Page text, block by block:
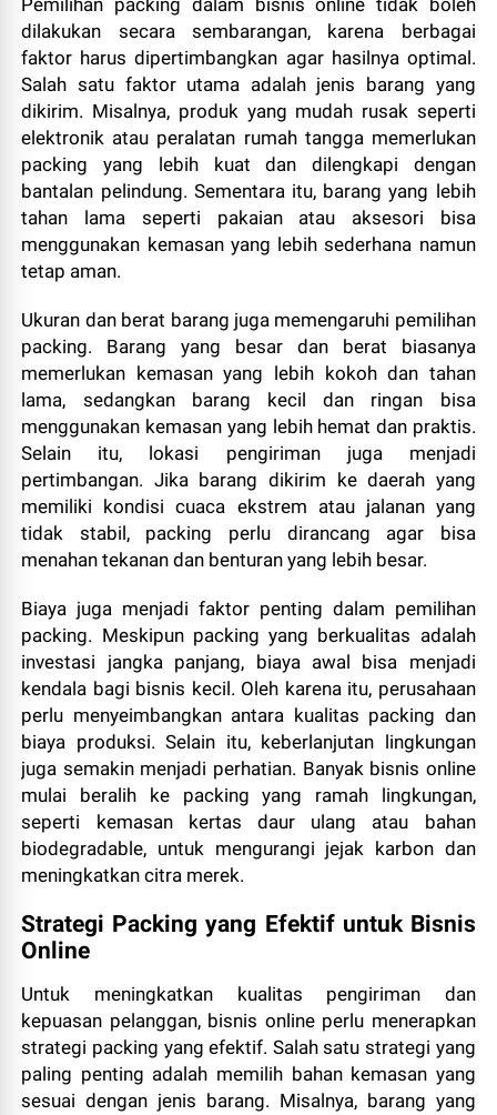
Pemilihan packing dalam bisnis online tidak boleh
dilakukan secara sembarangan, karena berbagai
faktor harus dipertimbangkan agar hasilnya optimal.
Salah satu faktor utama adalah jenis barang yang
dikirim. Misalnya, produk yang mudah rusak seperti
elektronik atau peralatan rumah tangga memerlukan
packing yang lebih kuat dan dilengkapi dengan
bantalan pelindung. Sementara itu, barang yang lebih
tahan lama seperti pakaian atau aksesori bisa
menggunakan kemasan yang lebih sederhana namun
tetap aman.
Ukuran dan berat barang juga memengaruhi pemilihan
packing. Barang yang besar dan berat biasanya
memerlukan kemasan yang lebih kokoh dan tahan
lama, sedangkan barang kecil dan ringan bisa
menggunakan kemasan yang lebih hemat dan praktis.
Selain itu, lokasi pengiriman juga menjadi
pertimbangan. Jika barang dikirim ke daerah yang
memiliki kondisi cuaca ekstrem atau jalanan yang
tidak stabil, packing perlu dirancang agar bisa
menahan tekanan dan benturan yang lebih besar.
Biaya juga menjadi faktor penting dalam pemilihan
packing. Meskipun packing yang berkualitas adalah
investasi jangka panjang, biaya awal bisa menjadi
kendala bagi bisnis kecil. Oleh karena itu, perusahaan
perlu menyeimbangkan antara kualitas packing dan
biaya produksi. Selain itu, keberlanjutan lingkungan
juga semakin menjadi perhatian. Banyak bisnis online
mulai beralih ke packing yang ramah lingkungan,
seperti kemasan kertas daur ulang atau bahan
biodegradable, untuk mengurangi jejak karbon dan
meningkatkan citra merek.
Strategi Packing yang Efektif untuk Bisnis
Online
Untuk meningkatkan kualitas pengiriman dan
kepuasan pelanggan, bisnis online perlu menerapkan
strategi packing yang efektif. Salah satu strategi yang
paling penting adalah memilih bahan kemasan yang
sesuai dengan jenis barang. Misalnya, barang yang